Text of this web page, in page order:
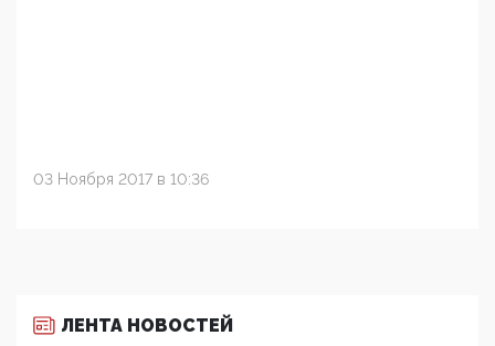
03 Ноября 2017 в 10:36
ЛЕНТА НОВОСТЕЙ